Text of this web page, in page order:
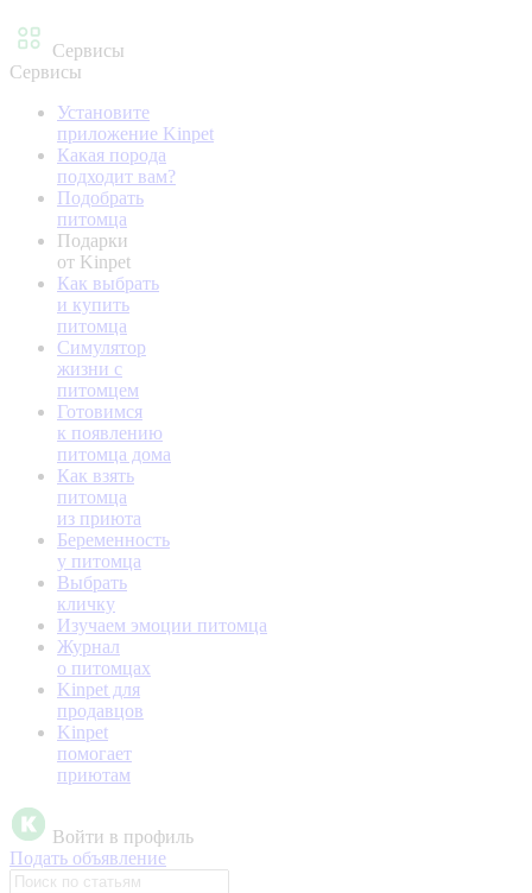
Сервисы
Сервисы
Установите
приложение Kinpet
Какая порода
подходит вам?
Подобрать
питомца
Подарки
от Kinpet
Как выбрать
и купить
питомца
Симулятор
жизни с
питомцем
Готовимся
к появлению
питомца дома
Как взять
питомца
из приюта
Беременность
у питомца
Выбрать
кличку
Изучаем эмоции питомца
Журнал
о питомцах
Kinpet для
продавцов
Kinpet
помогает
приютам
Войти в профиль
Подать объявление